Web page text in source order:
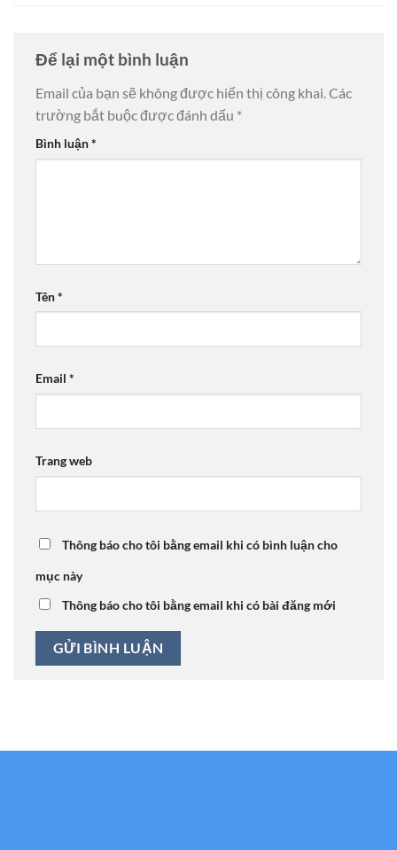
Để lại một bình luận
Email của bạn sẽ không được hiển thị công khai.Các
trường bắt buộc được đánh dấu *
Bình luận*
Tên*
Email *
Trang web
Thông báo cho tôi bằng email khi có bình luận cho
mục này
Thông báo cho tôi bằng email khi có bài đăng mới